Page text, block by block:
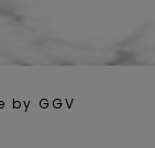
by GGV